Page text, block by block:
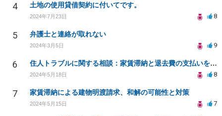
4 土地の使用貸借契約に付いてです。
2024年7月23日 8
5 弁護士と連絡が取れない
2024年3月5日 9
6 住人トラブルに関する相談：家賃滞納と退去費の支払いを拒否され、管理鍵の横領も発生
2024年5月18日 8
7 家賃滞納による建物明渡請求、和解の可能性と対策
2024年5月15日 7